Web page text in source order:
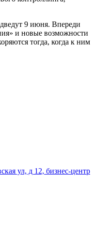
9 июня. Впереди
и новые возможности
тогда, когда к ним
ул, д 12, бизнес-центр